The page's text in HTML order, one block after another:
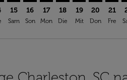
15
Sam
16
Son
17
Mon
18
Die
19
Mit
20
Don
21
Fre